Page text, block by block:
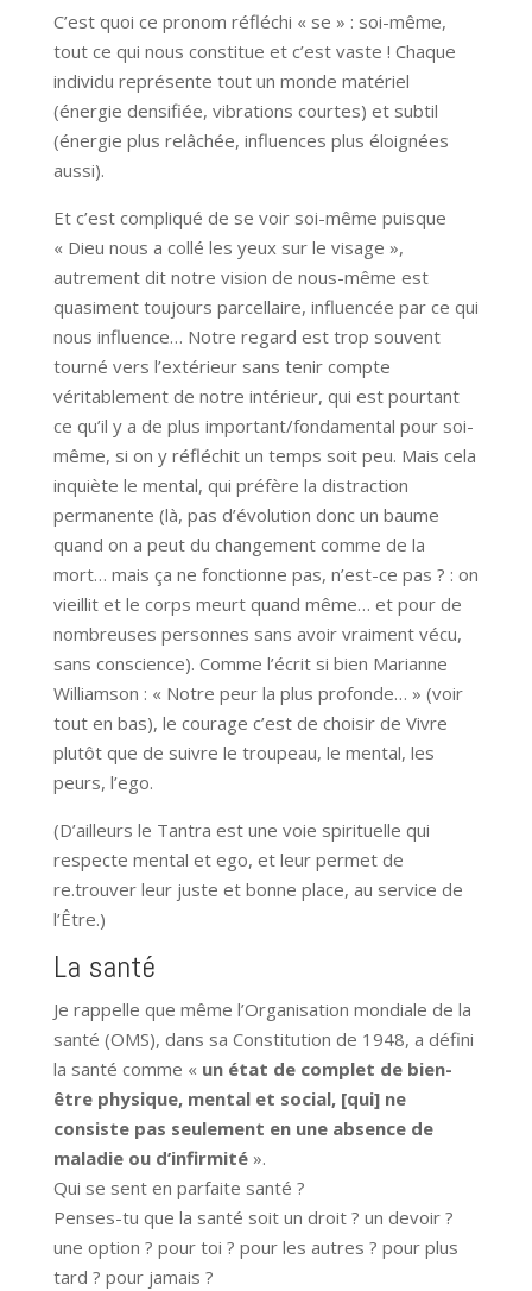
C’est quoi ce pronom réfléchi « se » : soi-même,
tout ce qui nous constitue et c’est vaste ! Chaque
individu représente tout un monde matériel
(énergie densifiée, vibrations courtes) et subtil
(énergie plus relâchée, influences plus éloignées
aussi).
Et c’est compliqué de se voir soi-même puisque
« Dieu nous a collé les yeux sur le visage »,
autrement dit notre vision de nous-même est
quasiment toujours parcellaire, influencée par ce qui
nous influence… Notre regard est trop souvent
tourné vers l’extérieur sans tenir compte
véritablement de notre intérieur, qui est pourtant
ce qu’il y a de plus important/fondamental pour soi-
même, si on y réfléchit un temps soit peu. Mais cela
inquiète le mental, qui préfère la distraction
permanente (là, pas d’évolution donc un baume
quand on a peut du changement comme de la
mort… mais ça ne fonctionne pas, n’est-ce pas ? : on
vieillit et le corps meurt quand même… et pour de
nombreuses personnes sans avoir vraiment vécu,
sans conscience). Comme l’écrit si bien Marianne
Williamson : « Notre peur la plus profonde… » (voir
tout en bas), le courage c’est de choisir de Vivre
plutôt que de suivre le troupeau, le mental, les
peurs, l’ego.
(D’ailleurs le Tantra est une voie spirituelle qui
respecte mental et ego, et leur permet de
re.trouver leur juste et bonne place, au service de
l’Être.)
La santé
Je rappelle que même l’Organisation mondiale de la
santé (OMS), dans sa Constitution de 1948, a défini
la santé comme « un état de complet de bien-
être physique, mental et social, [qui] ne
consiste pas seulement en une absence de
maladie ou d’infirmité».
Qui se sent en parfaite santé ?
Penses-tu que la santé soit un droit ? un devoir ?
une option ? pour toi ? pour les autres ? pour plus
tard ? pour jamais ?